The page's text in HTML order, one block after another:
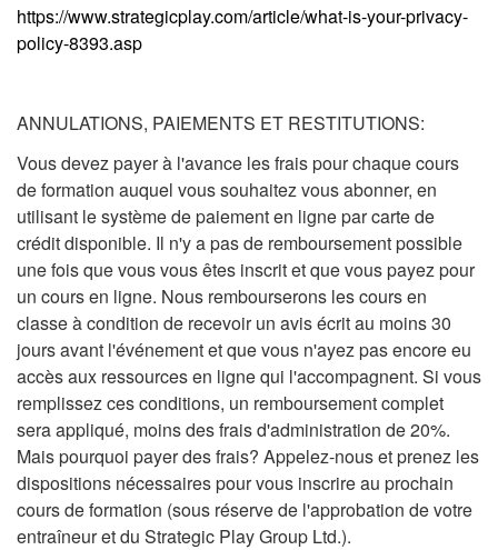
https://www.strategicplay.com/article/what-is-your-privacy-
policy-8393.asp
ANNULATIONS, PAIEMENTS ET RESTITUTIONS:
Vous devez payer à l'avance les frais pour chaque cours
de formation auquel vous souhaitez vous abonner, en
utilisant le système de paiement en ligne par carte de
crédit disponible. Il n'y a pas de remboursement possible
une fois que vous vous êtes inscrit et que vous payez pour
un cours en ligne. Nous rembourserons les cours en
classe à condition de recevoir un avis écrit au moins 30
jours avant l'événement et que vous n'ayez pas encore eu
accès aux ressources en ligne qui l'accompagnent. Si vous
remplissez ces conditions, un remboursement complet
sera appliqué, moins des frais d'administration de 20%.
Mais pourquoi payer des frais? Appelez-nous et prenez les
dispositions nécessaires pour vous inscrire au prochain
cours de formation (sous réserve de l'approbation de votre
entraîneur et du Strategic Play Group Ltd.).